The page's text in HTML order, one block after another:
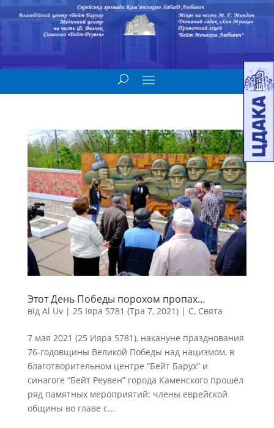
Этот День Победы порохом пропах…
від Al Uv| 25 Іяра 5781 (Тра 7, 2021)| С, Свята
7 мая 2021 (25 Ияра 5781), накануне празднования
76-годовщины Великой Победы над нацизмом, в
благотворительном центре “Бейт Барух” и
синагоге “Бейт Реувен” города Каменского прошёл
ряд памятных мероприятий: члены еврейской
общины во главе с...